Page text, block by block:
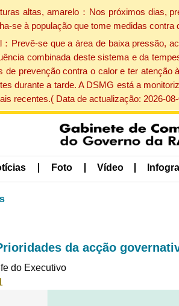
altas, amarelo：Nos próximos dias,
se à população que tome medidas
Prevê-se que a área de baixa pressão,
combinada deste sistema e da
de prevenção contra o calor e ter
durante a tarde. A DSMG está a
recentes.( Data de actualização: 2026-
Foto Vídeo
da acção
do Executivo